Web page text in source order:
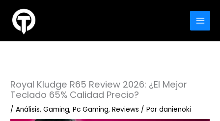
contenido
Buscar
Royal Kludge R65 Review 2026: ¿El Mejor
Teclado 65% Calidad Precio?
/Análisis,Gaming,Pc Gaming,Reviews / Pordanienoki